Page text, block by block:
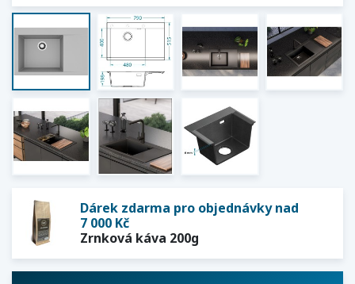
Dárek zdarma pro objednávky nad
7 000 Kč
Zrnková káva 200g